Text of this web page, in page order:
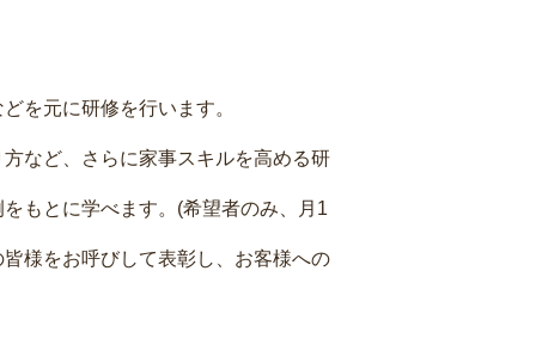
を元に研修を行います。
など、さらに家事スキルを高める研
もとに学べます。(希望者のみ、月1
様をお呼びして表彰し、お客様への